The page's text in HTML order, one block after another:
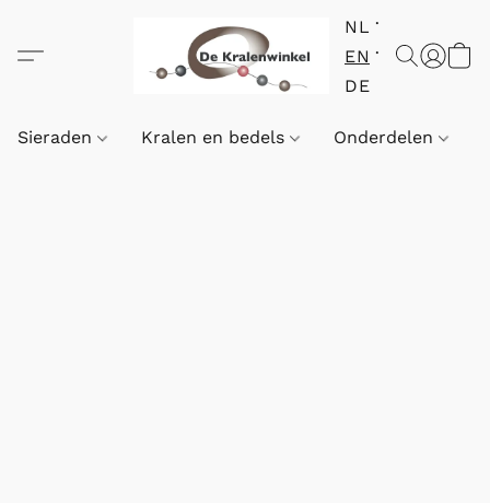
NL
EN
DE
Sieraden Kralen en bedels Onderdelen